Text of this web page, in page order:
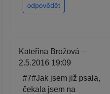
odpovědět
Kateřina Brožová –
2.5.2016 19:09
#7#Jak jsem již psala,
čekala jsem na